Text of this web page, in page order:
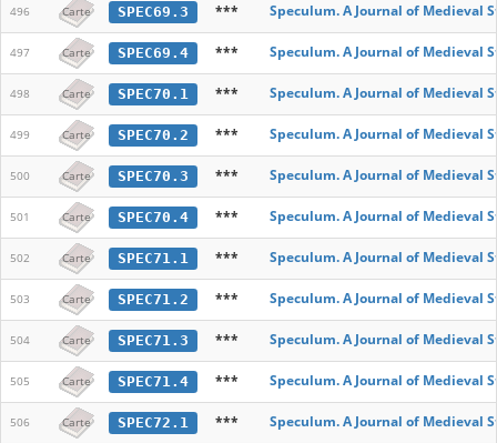
496 Carte SPEC69.3 *** Speculum. A Journal of Medieval
497 Carte SPEC69.4 *** Speculum. A Journal of Medieval
498 Carte SPEC70.1 *** Speculum. A Journal of Medieval
499 Carte SPEC70.2 *** Speculum. A Journal of Medieval
500 Carte SPEC70.3 *** Speculum. A Journal of Medieval
501 Carte SPEC70.4 *** Speculum. A Journal of Medieval
502 Carte SPEC71.1 *** Speculum. A Journal of Medieval
503 Carte SPEC71.2 *** Speculum. A Journal of Medieval
504 Carte SPEC71.3 *** Speculum. A Journal of Medieval
505 Carte SPEC71.4 *** Speculum. A Journal of Medieval
506 Carte SPEC72.1 *** Speculum. A Journal of Medieval